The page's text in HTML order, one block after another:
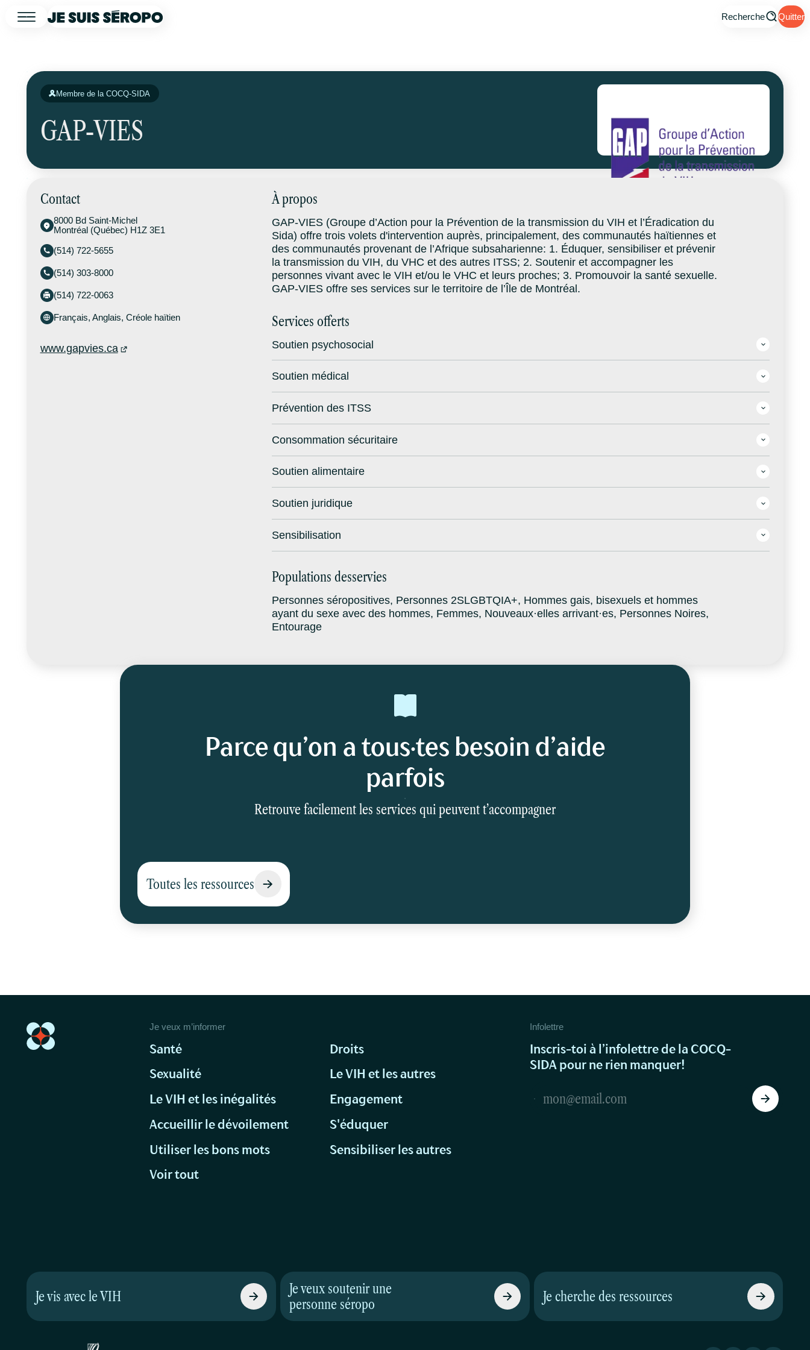
Recherche Quitter
Membre de la COCQ-SIDA
GAP-VIES
Contact
8000 Bd Saint-Michel
Montréal (Québec) H1Z 3E1
(514) 722-5655
(514) 303-8000
(514) 722-0063
Français, Anglais, Créole haïtien
www.gapvies.ca
À propos
GAP-VIES (Groupe d’Action pour la Prévention de la transmission du VIH et l’Éradication du
Sida) offre trois volets d'intervention auprès, principalement, des communautés haïtiennes et
des communautés provenant de l’Afrique subsaharienne: 1. Éduquer, sensibiliser et prévenir
la transmission du VIH, du VHC et des autres ITSS; 2. Soutenir et accompagner les
personnes vivant avec le VIH et/ou le VHC et leurs proches; 3. Promouvoir la santé sexuelle.
GAP-VIES offre ses services sur le territoire de l’Île de Montréal.
Services offerts
Soutien psychosocial
Soutien médical
Prévention des ITSS
Consommation sécuritaire
Soutien alimentaire
Soutien juridique
Sensibilisation
Populations desservies
Personnes séropositives, Personnes 2SLGBTQIA+, Hommes gais, bisexuels et hommes
ayant du sexe avec des hommes, Femmes, Nouveaux·elles arrivant·es, Personnes Noires,
Entourage
Parce qu’on a tous·tes besoin d’aide
parfois
Retrouve facilement les services qui peuvent t’accompagner
Toutes les ressources
Infolettre
Inscris-toi à l’infolettre de la COCQ-
SIDA pour ne rien manquer!
Je veux m’informer
Santé
Droits
Sexualité
Le VIH et les autres
Le VIH et les inégalités
Engagement
Accueillir le dévoilement
S'éduquer
Utiliser les bons mots
Sensibiliser les autres
Voir tout
Je vis avec le VIH
Je veux soutenir une
personne séropo
Je cherche des ressources